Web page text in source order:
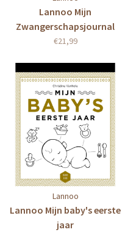
Lannoo Mijn
Zwangerschapsjournal
€21,99
Lannoo
Lannoo Mijn baby's eerste
jaar